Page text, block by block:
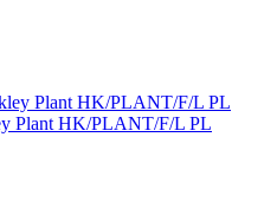
Plant HK/PLANT/F/L PL